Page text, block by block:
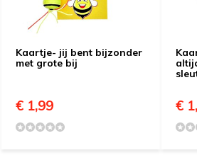
Kaartje- jij bent bijzonder
met grote bij
€ 1,99 €